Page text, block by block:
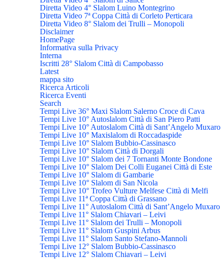
Diretta Video 4° Slalom Luino Montegrino
Diretta Video 7ª Coppa Città di Corleto Perticara
Diretta Video 8° Slalom dei Trulli – Monopoli
Disclaimer
HomePage
Informativa sulla Privacy
Interna
Iscritti 28° Slalom Città di Campobasso
Latest
mappa sito
Ricerca Articoli
Ricerca Eventi
Search
Tempi Live 36° Maxi Slalom Salerno Croce di Cava
Tempi Live 10° Autoslalom Città di San Piero Patti
Tempi Live 10° Autoslalom Città di Sant’Angelo Muxaro
Tempi Live 10° Maxislalom di Roccadaspide
Tempi Live 10° Slalom Bubbio-Cassinasco
Tempi Live 10° Slalom Città di Dorgali
Tempi Live 10° Slalom dei 7 Tornanti Monte Bondone
Tempi Live 10° Slalom Dei Colli Euganei Città di Este
Tempi Live 10° Slalom di Gambarie
Tempi Live 10° Slalom di San Nicola
Tempi Live 10° Trofeo Vulture Melfese Città di Melfi
Tempi Live 11ª Coppa Città di Grassano
Tempi Live 11° Autoslalom Città di Sant’Angelo Muxaro
Tempi Live 11° Slalom Chiavari – Leivi
Tempi Live 11° Slalom dei Trulli – Monopoli
Tempi Live 11° Slalom Guspini Arbus
Tempi Live 11° Slalom Santo Stefano-Mannoli
Tempi Live 12° Slalom Bubbio-Cassinasco
Tempi Live 12° Slalom Chiavari – Leivi